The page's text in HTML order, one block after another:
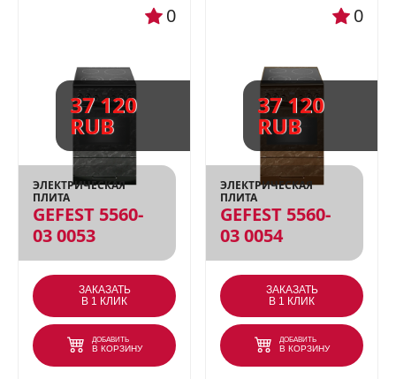
37 120
RUB
ЭЛЕКТРИЧЕСКАЯ
ПЛИТА
GEFEST 5560-
03 0053
0
ЗАКАЗАТЬ
В 1 КЛИК
ДОБАВИТЬ
В КОРЗИНУ
37 120
RUB
ЭЛЕКТРИЧЕСКАЯ
ПЛИТА
GEFEST 5560-
03 0054
0
ЗАКАЗАТЬ
В 1 КЛИК
ДОБАВИТЬ
В КОРЗИНУ